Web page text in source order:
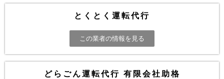
とくとく運転代行
この業者の情報を見る
どらごん運転代行 有限会社助格